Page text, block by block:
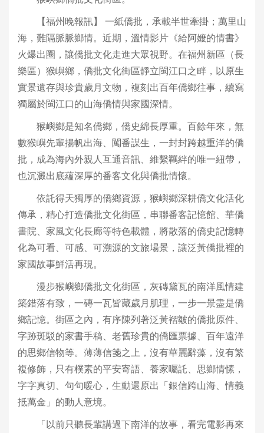
【福州晚報訊】 一紙僑批，承載半世牽掛；萬里山
海，難隔脈脈鄉情。近期，溫情影片《給阿嬤的情書》
火爆出圈，讓僑批文化走進大眾視野。在福州新區（長
樂區）猴嶼鄉，僑批文化街區靜立閩江口之畔，以原生
實景遺存與珍貴歲月文物，複刻出百年僑鄉往事，續寫
獨屬於閩江口的山海僑情與家國深情。
猴嶼鄉是知名僑鄉，僑史綿長厚重。百餘年來，無
數猴嶼先輩揚帆出海、闖番謀生，一封封跨越重洋的僑
批，成為海內外親人互通音訊、維繫羈絆的唯一紐帶，
也沉澱出底蘊深厚的番客文化與僑批情懷。
依託得天獨厚的僑鄉資源，猴嶼鄉深耕僑文化活化
傳承，精心打造僑批文化街區，串聯番客記憶館、華僑
書院、家風文化長廊等特色載體，將散落的僑史記憶轉
化為可看、可感、可溯源的文旅場景，讓泛黃僑批裡的
家國故事鮮活再現。
漫步猴嶼鄉僑批文化街區，灰磚黛瓦的南洋風情建
築錯落有致，一磚一瓦皆藏歲月肌理，一步一景盡是僑
鄉記憶。街區之內，有序陳列著泛黃褶皺的僑批原件、
字跡斑駁的家書手稿、老舊珍貴的僑匯票據、百年遠洋
的思鄉信物等。薄薄信箋之上，沒有華麗辭藻，沒有繁
複修飾，只有樸素的平安寄語、養家囑託、思鄉情愫，
字字真切、句句暖心，生動還原出「銀信跨山海、情義
抵萬金」的動人意境。
「以前只聽長輩講過下南洋的故事，看完電影再來